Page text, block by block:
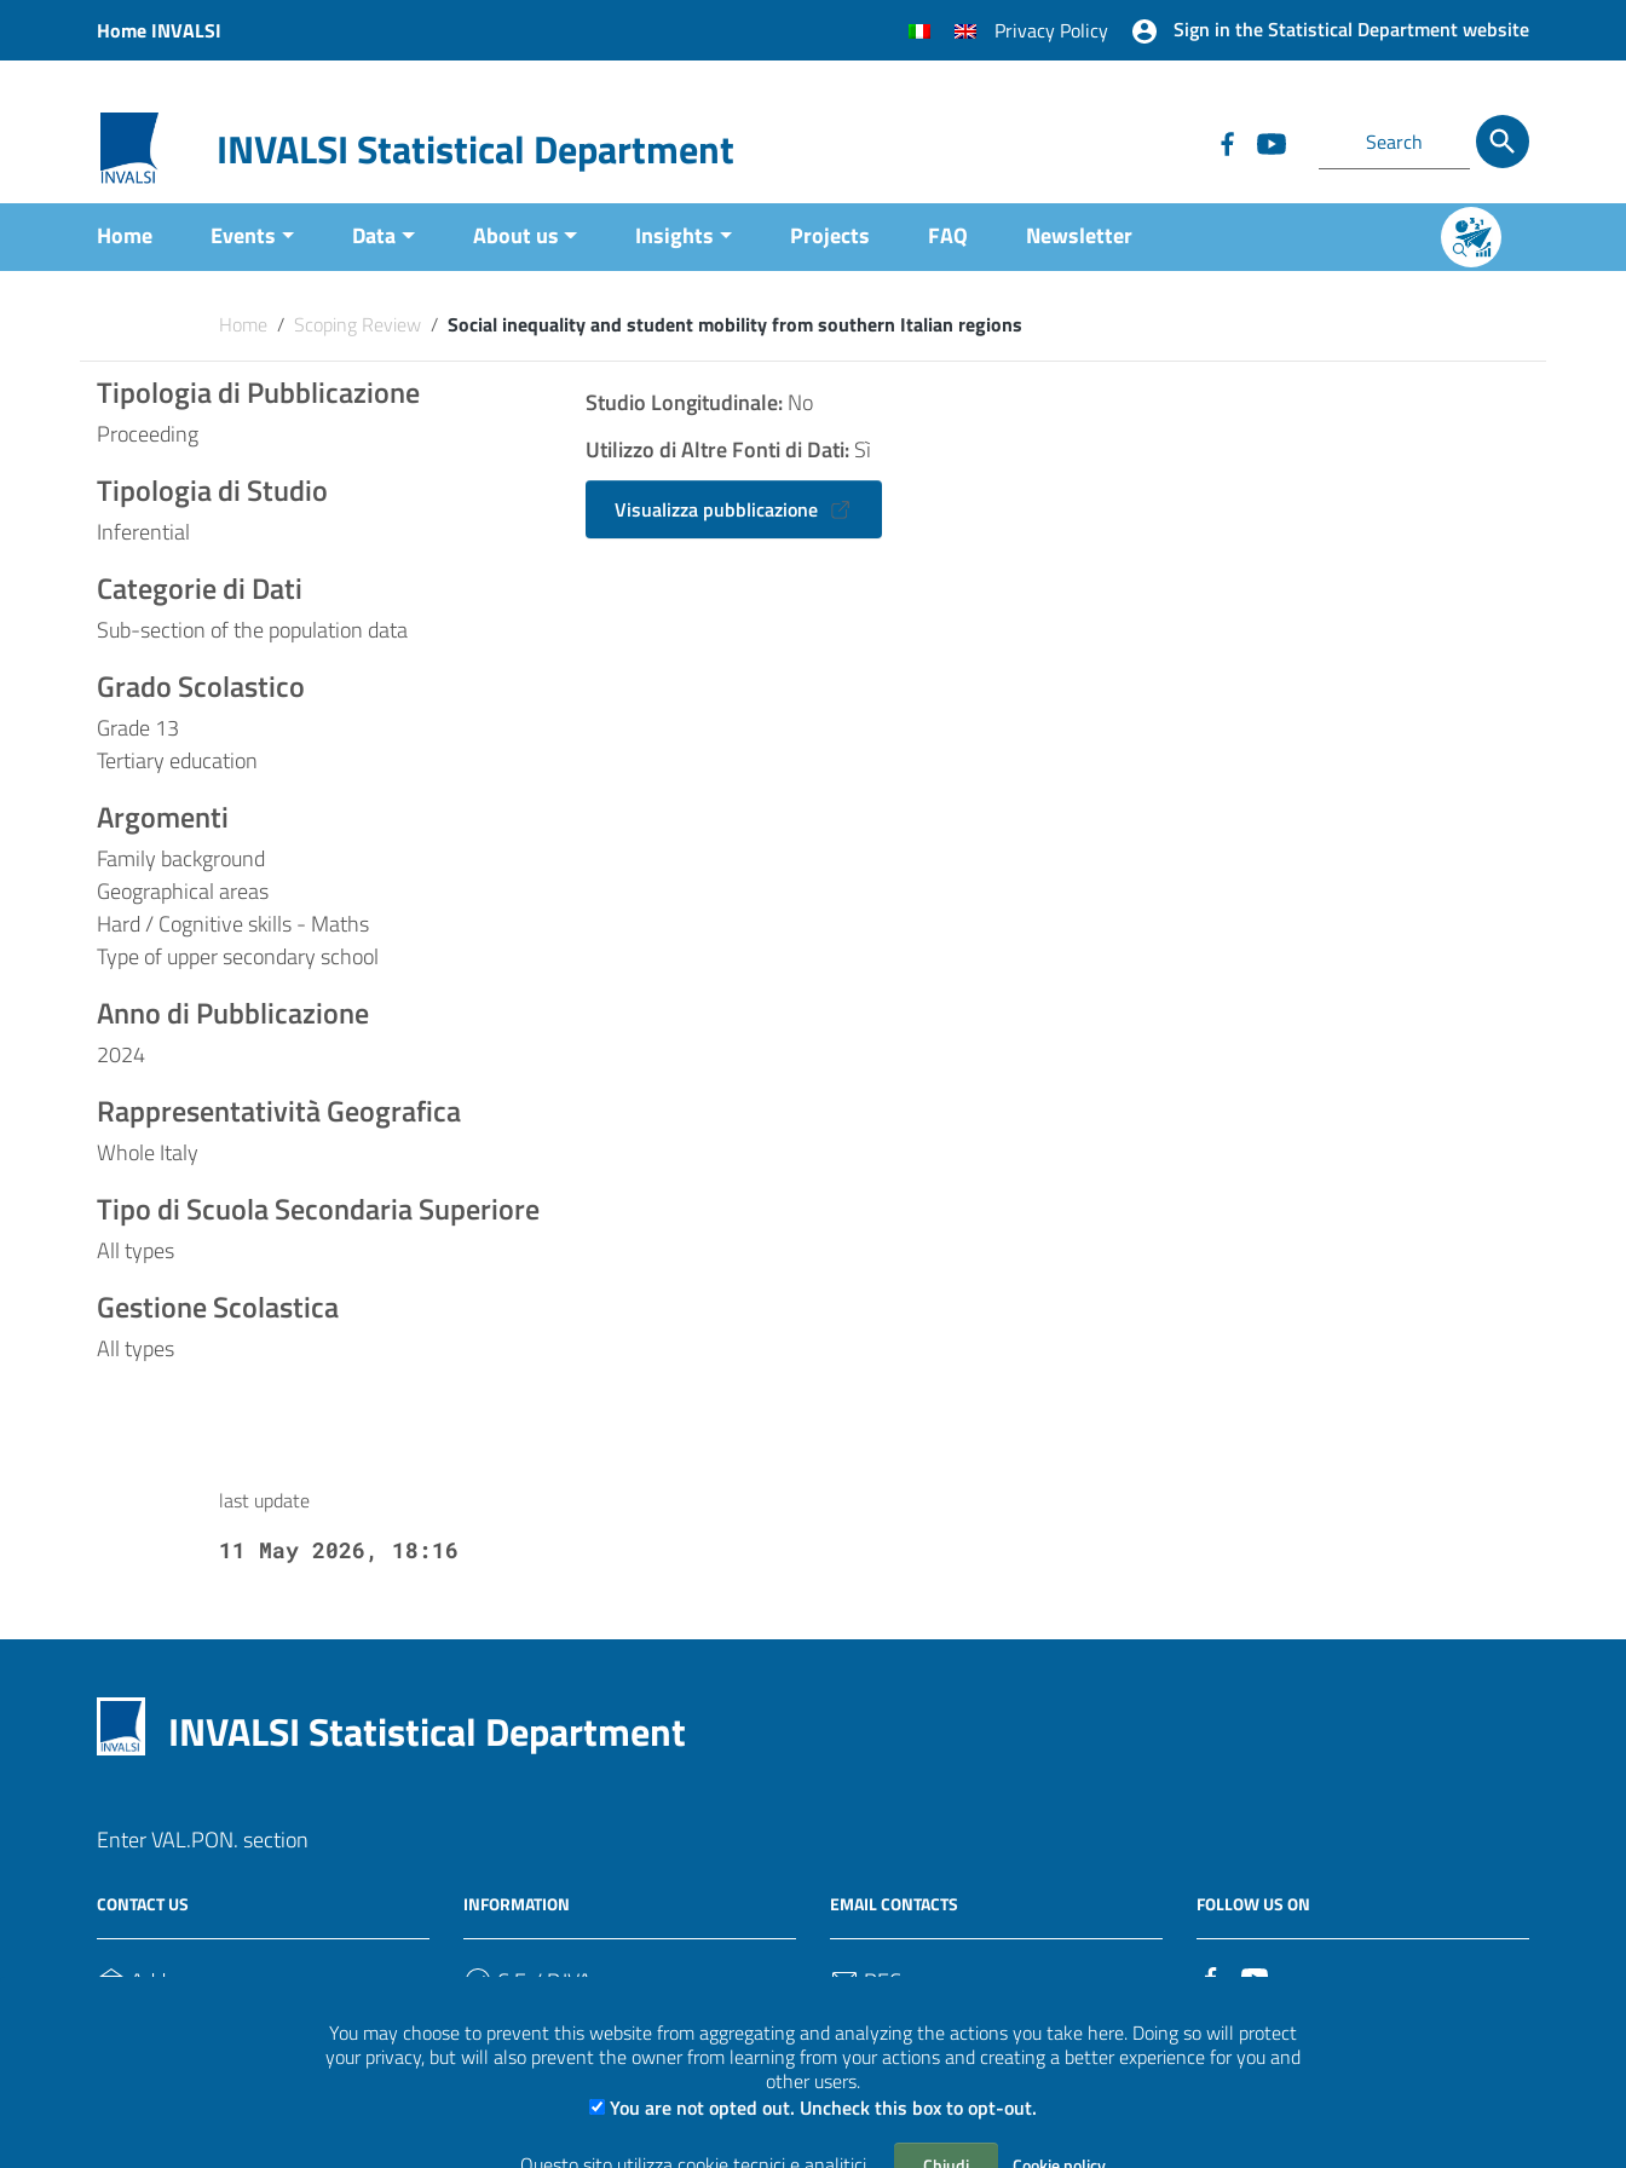
You may choose to prevent this website from aggregating and analyzing the actions you take here. Doing so will protect
your privacy, but will also prevent the owner from learning from your actions and creating a better experience for you and
other users.
You are not opted out. Uncheck this box to opt-out.
Vai al menu di navigazione
Home INVALSI Privacy Policy Sign in the Statistical Department website
INVALSI Statistical Department
Home Events Data About us Insights Projects FAQ Newsletter
Home / Scoping Review / Social inequality and student mobility from southern Italian regions
Tipologia di Pubblicazione
Proceeding
Tipologia di Studio
Inferential
Categorie di Dati
Sub-section of the population data
Grado Scolastico
Grade 13
Tertiary education
Argomenti
Family background
Geographical areas
Hard / Cognitive skills - Maths
Type of upper secondary school
Anno di Pubblicazione
2024
Rappresentatività Geografica
Whole Italy
Tipo di Scuola Secondaria Superiore
All types
Gestione Scolastica
All types
Studio Longitudinale:No
Utilizzo di Altre Fonti di Dati:Sì
Visualizza pubblicazione
last update
11 May 2026, 18:16
INVALSI Statistical Department
Enter VAL.PON. section
CONTACT US
Address
INFORMATION
C.F. / P.IVA
EMAIL CONTACTS
PEC
Email
uff.statistico@invalsi.it
Email
FOLLOW US ON